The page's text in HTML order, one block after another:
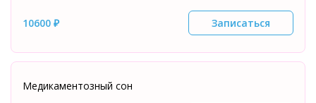
10600 ₽ Записаться
Медикаментозный сон